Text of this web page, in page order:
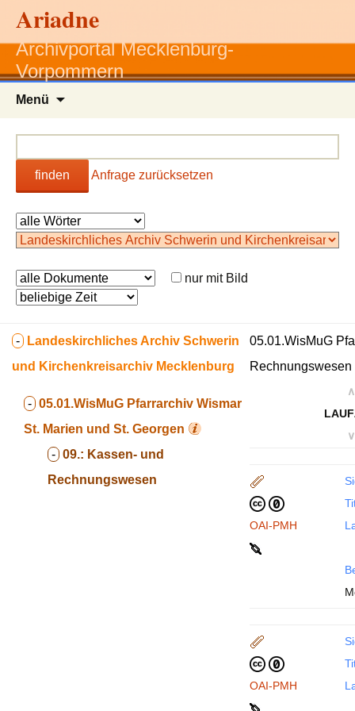
Ariadne
Archivportal Mecklenburg-
Vorpommern
Menü
finden Anfrage zurücksetzen
nur mit Bild
- Landeskirchliches Archiv Schwerin
und Kirchenkreisarchiv Mecklenburg
- 05.01.WisMuG Pfarrarchiv Wismar
St. Marien und St. Georgen
- 09.: Kassen- und
Rechnungswesen
05.01.WisMuG
Rechnungswesen
∧
∨
OAI-PMH
OAI-PMH